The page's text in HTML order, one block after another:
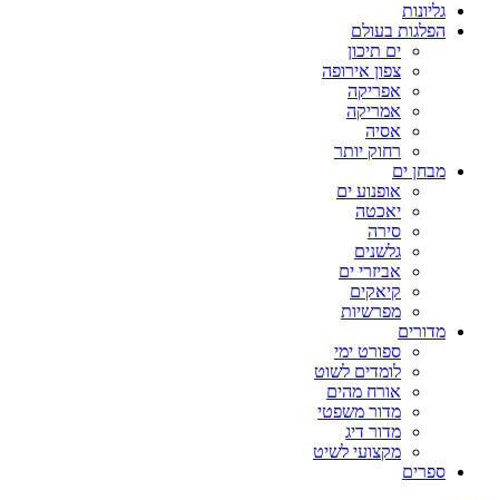
גליונות
הפלגות בעולם
ים תיכון
צפון אירופה
אפריקה
אמריקה
אסיה
רחוק יותר
מבחן ים
אופנוע ים
יאכטה
סירה
גלשנים
אביזרי ים
קיאקים
מפרשיות
מדורים
ספורט ימי
לומדים לשוט
אורח מהים
מדור משפטי
מדור דיג
מקצועי לשיט
ספרים